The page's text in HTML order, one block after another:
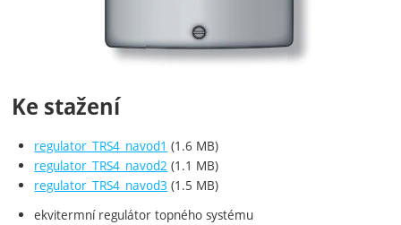
Ke stažení
regulator_TRS4_navod1 (1.6 MB)
regulator_TRS4_navod2 (1.1 MB)
regulator_TRS4_navod3 (1.5 MB)
ekvitermní regulátor topného systému